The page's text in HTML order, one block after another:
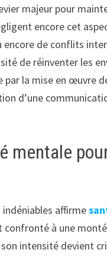
majeur pour
encore cet
encore de conflits
de réinventer les
par la mise en œuvre
d’une
mentale
indéniables affirme
confronté à une
intensité devient